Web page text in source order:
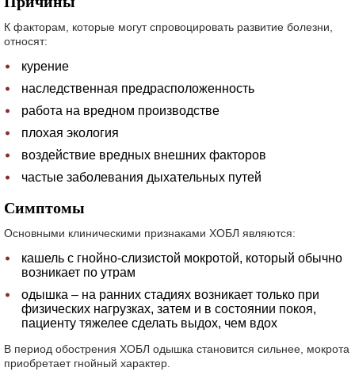
К факторам, которые могут спровоцировать развитие болезни,
относят:
курение
наследственная предрасположенность
работа на вредном производстве
плохая экология
воздействие вредных внешних факторов
частые заболевания дыхательных путей
Симптомы
Основными клиническими признаками ХОБЛ являются:
кашель с гнойно-слизистой мокротой, который обычно
возникает по утрам
одышка – на ранних стадиях возникает только при
физических нагрузках, затем и в состоянии покоя,
пациенту тяжелее сделать выдох, чем вдох
В период обострения ХОБЛ одышка становится сильнее, мокрота
приобретает гнойный характер.